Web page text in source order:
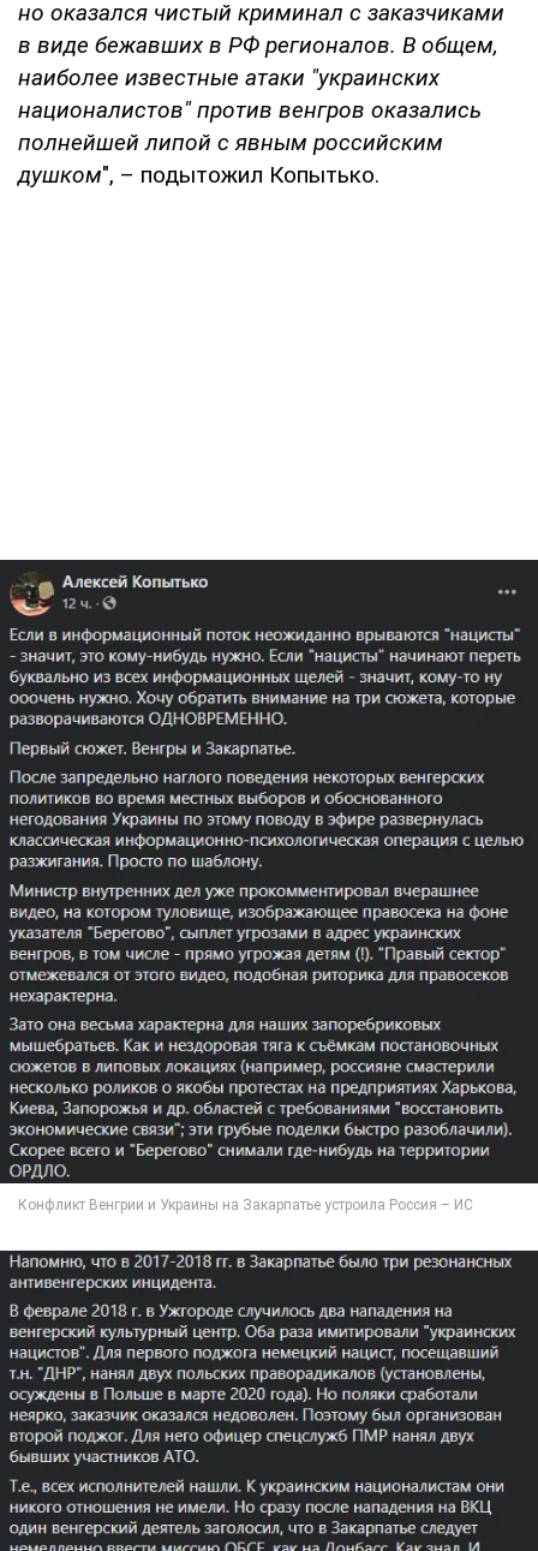
но оказался чистый криминал с заказчиками
в виде бежавших в РФ регионалов. В общем,
наиболее известные атаки "украинских
националистов" против венгров оказались
полнейшей липой с явным российским
душком", – подытожил Копытько.